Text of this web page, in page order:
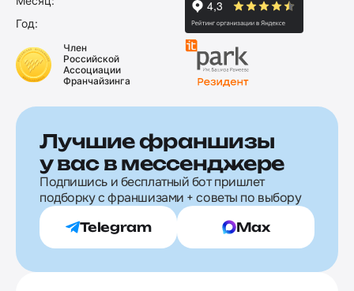
Год:
Член
Российской
Ассоциации
Франчайзинга
Лучшие франшизы
у вас в мессенджере
Подпишись и бесплатный бот пришлет
подборку с франшизами + советы по выбору
Telegram Max